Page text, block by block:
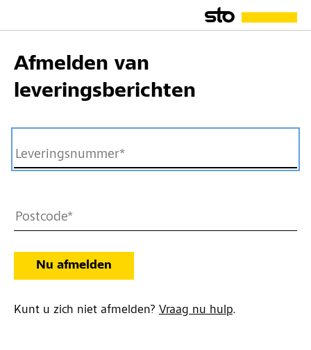
Afmelden van
leveringsberichten
Nu afmelden
Kunt u zich niet afmelden? Vraag nu hulp.